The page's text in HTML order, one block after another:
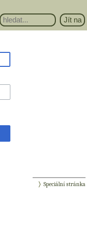
Speciální stránka